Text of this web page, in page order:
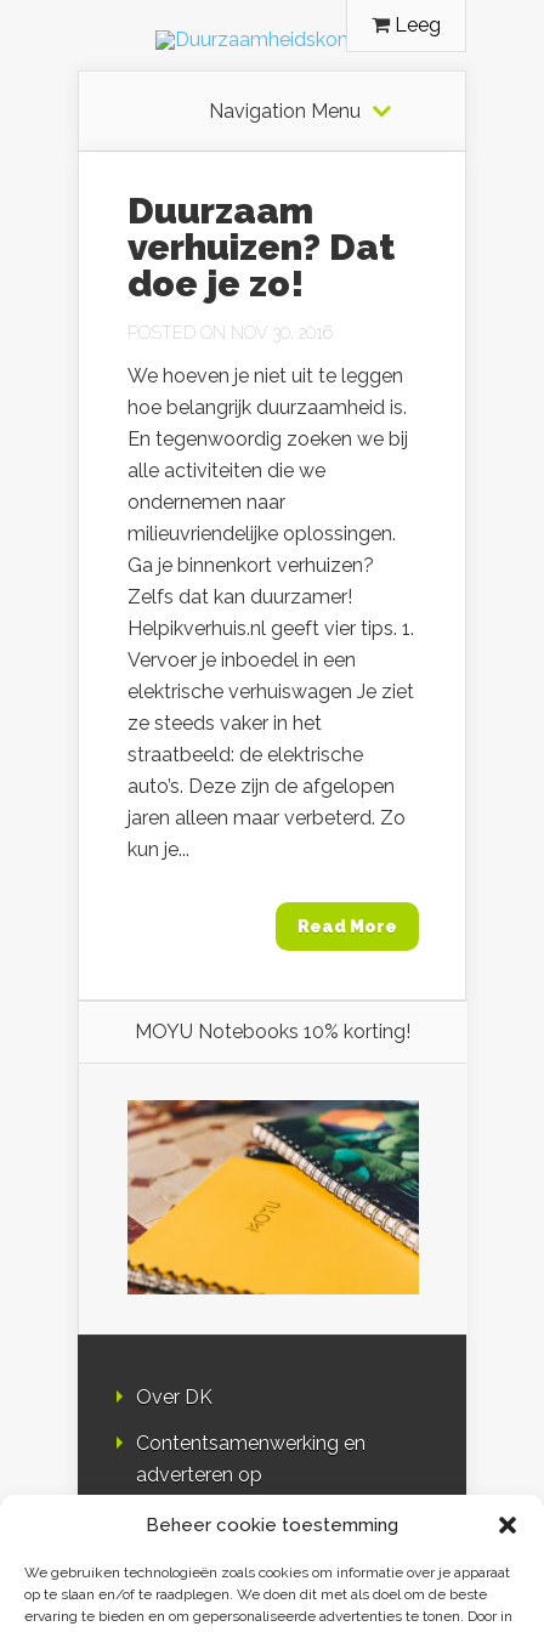
Beheer cookie toestemming
We gebruiken technologieën zoals cookies om informatie over je apparaat
op te slaan en/of te raadplegen. We doen dit met als doel om de beste
ervaring te bieden en om gepersonaliseerde advertenties te tonen. Door in
Leeg
Navigation Menu
Duurzaam
verhuizen? Dat
doe je zo!
POSTED ON NOV 30, 2016
We hoeven je niet uit te leggen
hoe belangrijk duurzaamheid is.
En tegenwoordig zoeken we bij
alle activiteiten die we
ondernemen naar
milieuvriendelijke oplossingen.
Ga je binnenkort verhuizen?
Zelfs dat kan duurzamer!
Helpikverhuis.nl geeft vier tips. 1.
Vervoer je inboedel in een
elektrische verhuiswagen Je ziet
ze steeds vaker in het
straatbeeld: de elektrische
auto’s. Deze zijn de afgelopen
jaren alleen maar verbeterd. Zo
kun je...
Read More
MOYU Notebooks 10% korting!
Over DK
Contentsamenwerking en
adverteren op
DK & media